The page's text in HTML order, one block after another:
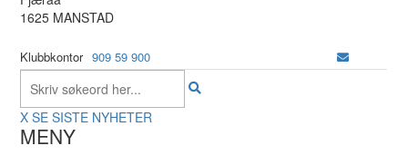
1625 MANSTAD
Klubbkontor 909 59 900
X SE SISTE NYHETER
MENY